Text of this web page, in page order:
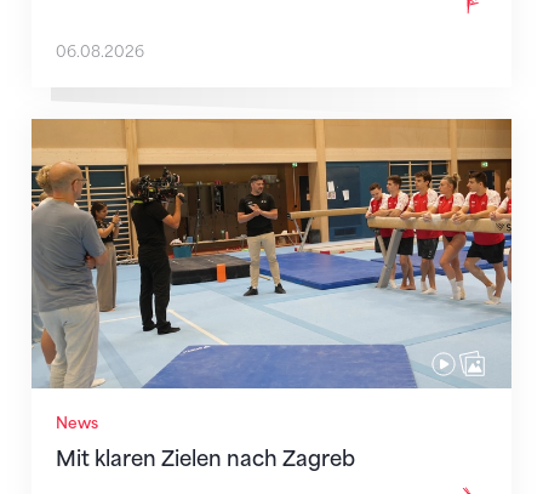
06.08.2026
News
Mit klaren Zielen nach Zagreb
Mit klaren Zielen nach Zagreb